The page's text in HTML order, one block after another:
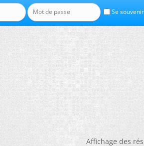
Se
Affichage des